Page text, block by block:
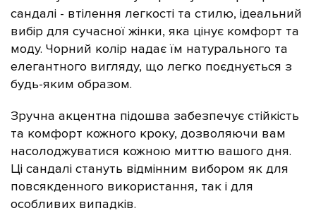
сандалі - втілення легкості та стилю, ідеальний
вибір для сучасної жінки, яка цінує комфорт та
моду. Чорний колір надає їм натурального та
елегантного вигляду, що легко поєднується з
будь-яким образом.
Зручна акцентна підошва забезпечує стійкість
та комфорт кожного кроку, дозволяючи вам
насолоджуватися кожною миттю вашого дня.
Ці сандалі стануть відмінним вибором як для
повсякденного використання, так і для
особливих випадків.